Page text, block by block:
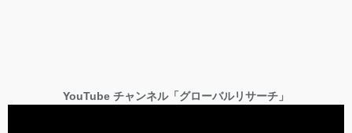
YouTube チャンネル「グローバルリサーチ」